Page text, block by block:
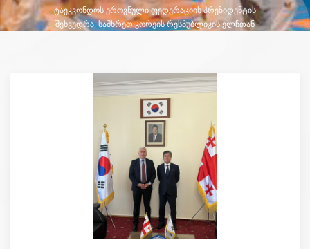
ᲢᲐᲔᲙᲕᲝᲜᲓᲝᲡ ᲔᲠᲝᲕᲜᲣᲚᲘ ᲤᲔᲓᲔᲠᲐᲪᲘᲘᲡ ᲞᲠᲔᲖᲘᲓᲔᲜᲢᲘᲡ
ᲨᲔᲮᲕᲔᲓᲠᲐ, ᲡᲐᲛᲮᲠᲔᲗ ᲙᲝᲠᲔᲘᲡ ᲠᲔᲡᲞᲣᲑᲚᲘᲙᲘᲡ ᲔᲚᲩᲗᲐᲜ